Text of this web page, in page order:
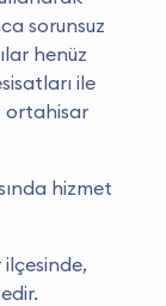
sorunsuz
henüz
ile
ortahisar
hizmet